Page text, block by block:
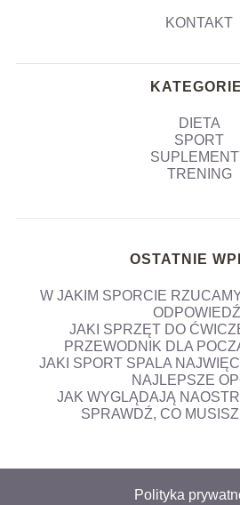
KONTAKT
DIETA
SPORT
TRENING
OSTATNIE
W JAKIM SPORCIE
JAKI SPRZĘT DO
PRZEWODNIK DLA
JAKI SPORT SPALA
NAJLEPSZE
JAK WYGLĄDAJĄ
SPRAWDŹ, CO
Polityka